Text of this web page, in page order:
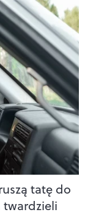
tatę do
twardzieli